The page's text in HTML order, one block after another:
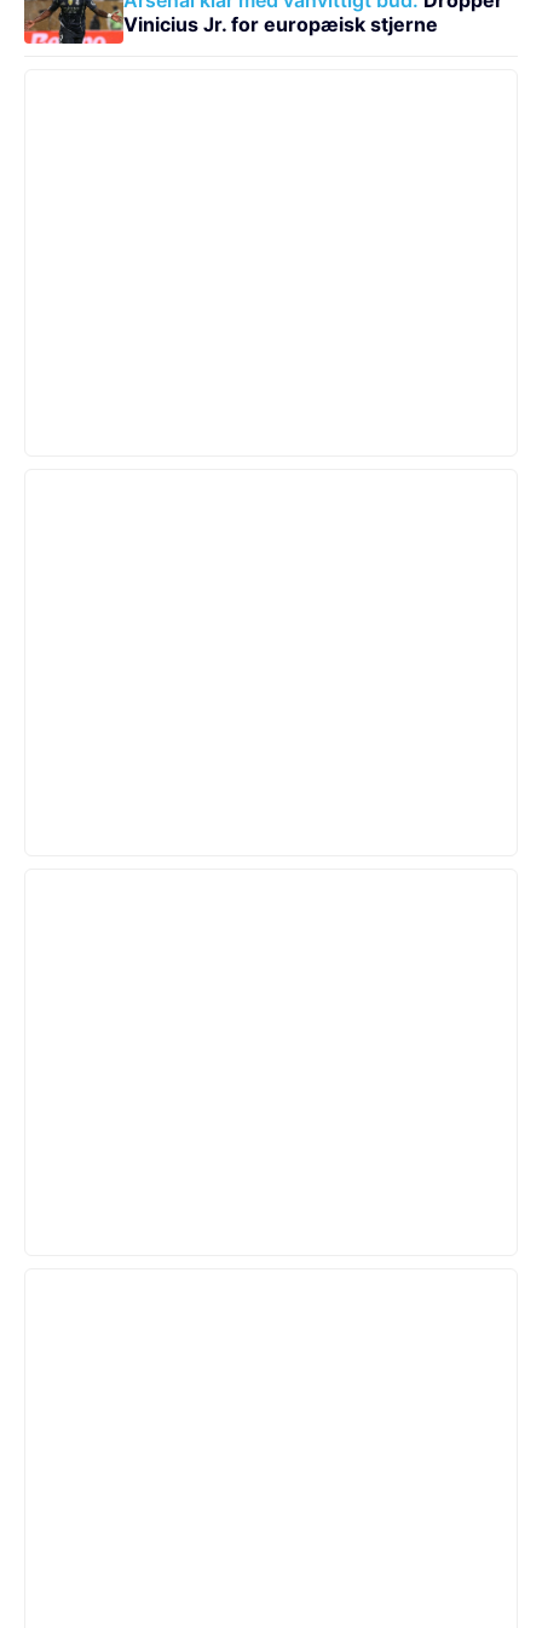
Vinicius Jr. for europæisk stjerne